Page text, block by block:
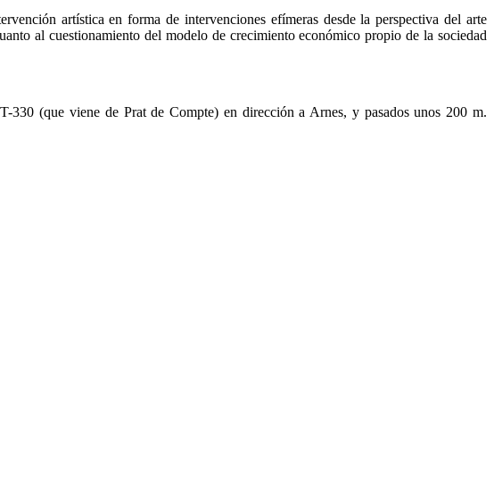
artística en forma de intervenciones efímeras desde la perspectiva del arte
al cuestionamiento del modelo de crecimiento económico propio de la sociedad
330 (que viene de Prat de Compte) en dirección a Arnes, y pasados unos 200 m.